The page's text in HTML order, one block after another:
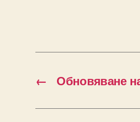
← Обновяване